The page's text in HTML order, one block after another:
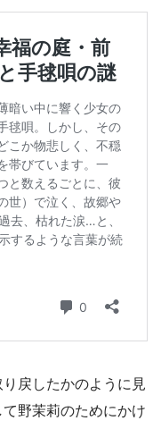
戻したかのように見
野茉莉のためにかけ